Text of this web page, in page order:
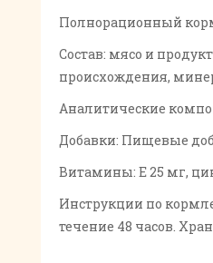
Полнорационный
Состав: мясо и
происхождения,
Аналитические
Добавки: Пищевые
Витамины: Е 25 мг,
Инструкции по
течение 48 часов.